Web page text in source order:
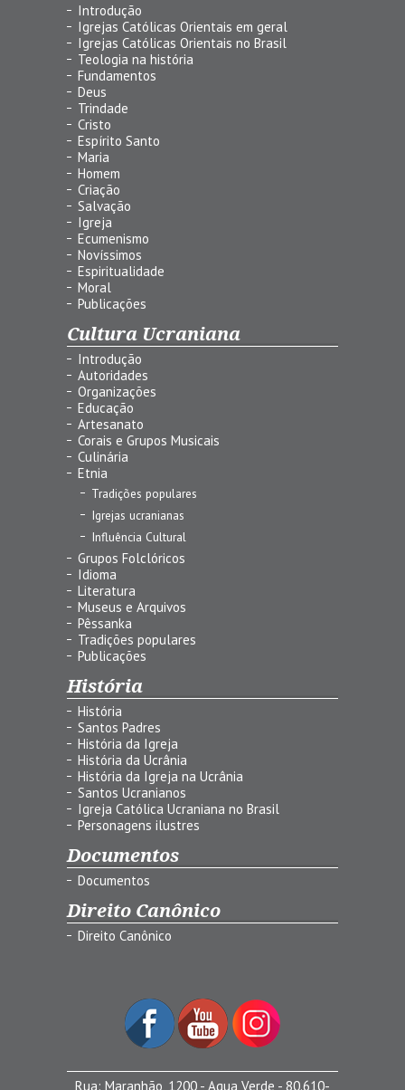
Introdução
Igrejas Católicas Orientais em geral
Igrejas Católicas Orientais no Brasil
Teologia na história
Fundamentos
Deus
Trindade
Cristo
Espírito Santo
Maria
Homem
Criação
Salvação
Igreja
Ecumenismo
Novíssimos
Espiritualidade
Moral
Publicações
Cultura Ucraniana
Introdução
Autoridades
Organizações
Educação
Artesanato
Corais e Grupos Musicais
Culinária
Etnia
Tradições populares
Igrejas ucranianas
Influência Cultural
Grupos Folclóricos
Idioma
Literatura
Museus e Arquivos
Pêssanka
Tradições populares
Publicações
História
História
Santos Padres
História da Igreja
História da Ucrânia
História da Igreja na Ucrânia
Santos Ucranianos
Igreja Católica Ucraniana no Brasil
Personagens ilustres
Documentos
Documentos
Direito Canônico
Direito Canônico
Rua: Maranhão, 1200 - Agua Verde - 80.610-